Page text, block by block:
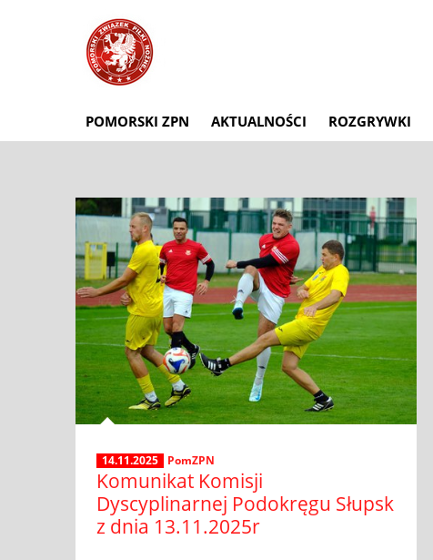
POMORSKI ZPN AKTUALNOŚCI ROZGRYWKI
14.11.2025 PomZPN
Komunikat Komisji
Dyscyplinarnej Podokręgu Słupsk
z dnia 13.11.2025r